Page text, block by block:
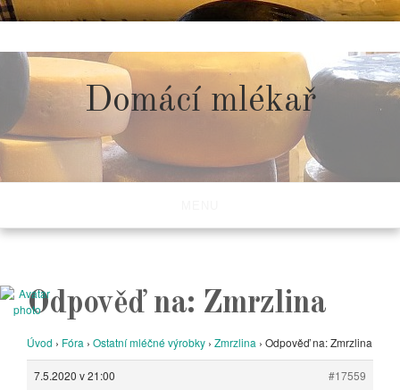
to
content
Domácí mlékař
Odpověď na: Zmrzlina
Úvod › Fóra › Ostatní mléčné výrobky › Zmrzlina › Odpověď na: Zmrzlina
7.5.2020 v 21:00
#17559